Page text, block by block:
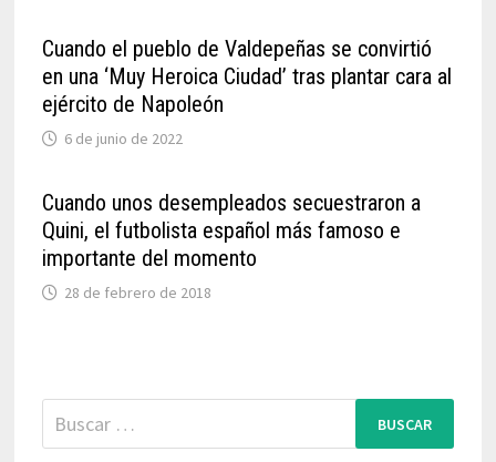
Cuando el pueblo de Valdepeñas se convirtió
en una ‘Muy Heroica Ciudad’ tras plantar cara al
ejército de Napoleón
6 de junio de 2022
Cuando unos desempleados secuestraron a
Quini, el futbolista español más famoso e
importante del momento
28 de febrero de 2018
Buscar: